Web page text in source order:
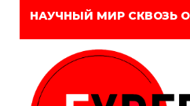
НАУЧНЫЙ МИР СКВОЗЬ